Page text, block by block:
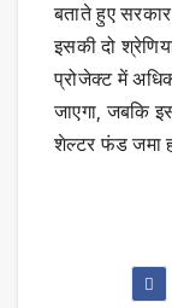
बताते हुए
इसकी दो
प्रोजेक्ट में
जाएगा, जबकि
शेल्टर फंड जमा